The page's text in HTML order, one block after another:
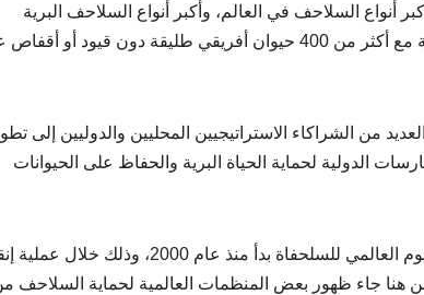
السلاحف في العالم، وأكبر أنواع السلاحف البرية
الرئيسية، حيث تعيش هذه السلاحف في بيئة مماثلة لبيئتها الطبيعية مع أكثر من 400 حيوان أفريقي طليقة دون قيود أو
من الشراكاء الاستراتيجيين المحليين والدوليين إلى
الدولية لحماية الحياة البرية والحفاظ على الحيوانات
تجدر الإشارة إلى أن تخصيص يوم الـ 23 مايو من كل عام ليكون اليوم العالمي للسلحفاة بدأ منذ عام 2000، وذلك
ومن هنا جاء ظهور بعض المنظمات العالمية لحماية السلاحف